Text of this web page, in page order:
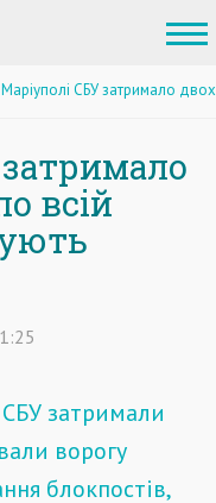
СБУ затримало
всій
СБУ затримали
ворогу
блокпостів,